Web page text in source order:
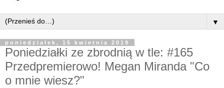
▼
poniedziałek, 15 kwietnia 2019
Poniedziałki ze zbrodnią w tle: #165
Przedpremierowo! Megan Miranda "Co
o mnie wiesz?"